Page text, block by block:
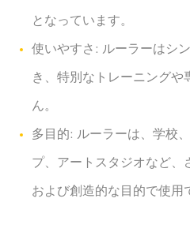
となっています。
使いやすさ: ルーラーはシ
き、特別なトレーニングや
ん。
多目的: ルーラーは、学校
プ、アートスタジオなど、
および創造的な目的で使用